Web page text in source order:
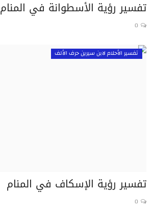
تفسير رؤية الأسطوانة في المنام
0
تفسير الأحلام لابن سيرين حرف الألف
تفسير رؤية الإسكاف في المنام
0